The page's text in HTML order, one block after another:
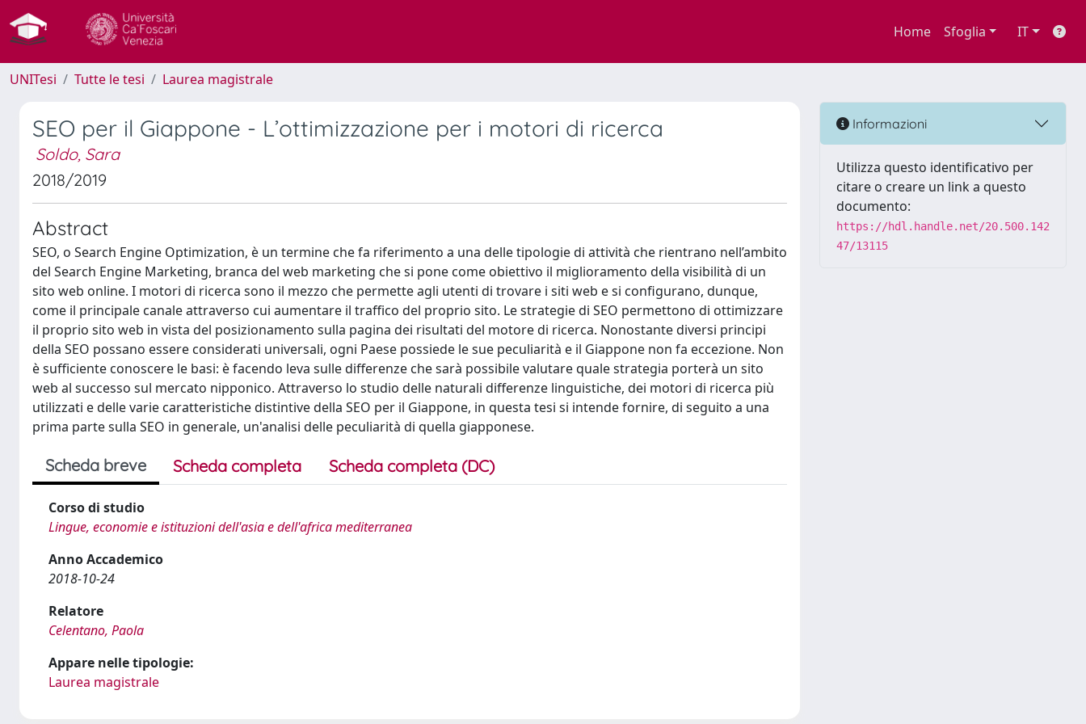
Home Sfoglia IT
UNITesi Tutte le tesi Laurea magistrale
SEO per il Giappone - L’ottimizzazione per i motori di ricerca
Soldo, Sara
2018/2019
Abstract
SEO, o Search Engine Optimization, è un termine che fa riferimento a una delle tipologie di attività che rientrano nell’ambito
del Search Engine Marketing, branca del web marketing che si pone come obiettivo il miglioramento della visibilità di un
sito web online. I motori di ricerca sono il mezzo che permette agli utenti di trovare i siti web e si configurano, dunque,
come il principale canale attraverso cui aumentare il traffico del proprio sito. Le strategie di SEO permettono di ottimizzare
il proprio sito web in vista del posizionamento sulla pagina dei risultati del motore di ricerca. Nonostante diversi principi
della SEO possano essere considerati universali, ogni Paese possiede le sue peculiarità e il Giappone non fa eccezione. Non
è sufficiente conoscere le basi: è facendo leva sulle differenze che sarà possibile valutare quale strategia porterà un sito
web al successo sul mercato nipponico. Attraverso lo studio delle naturali differenze linguistiche, dei motori di ricerca più
utilizzati e delle varie caratteristiche distintive della SEO per il Giappone, in questa tesi si intende fornire, di seguito a una
prima parte sulla SEO in generale, un'analisi delle peculiarità di quella giapponese.
Scheda breve Scheda completa Scheda completa (DC)
Corso di studio
Lingue, economie e istituzioni dell'asia e dell'africa mediterranea
Anno Accademico
2018-10-24
Relatore
Celentano, Paola
Appare nelle tipologie:
Laurea magistrale
Informazioni
Utilizza questo identificativo per
citare o creare un link a questo
documento:
https://hdl.handle.net/20.500.142
47/13115